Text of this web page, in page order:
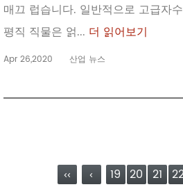
매끄 럽습니다. 일반적으로 고급자
평직 직물은 얽... 더 읽어보기
Apr 26,2020 산업 뉴스
‹‹ ‹ 19 20 21